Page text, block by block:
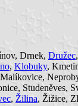
Drnek, Družec
, Klobuky,
Studeněves,
, Žilina, Žižice,